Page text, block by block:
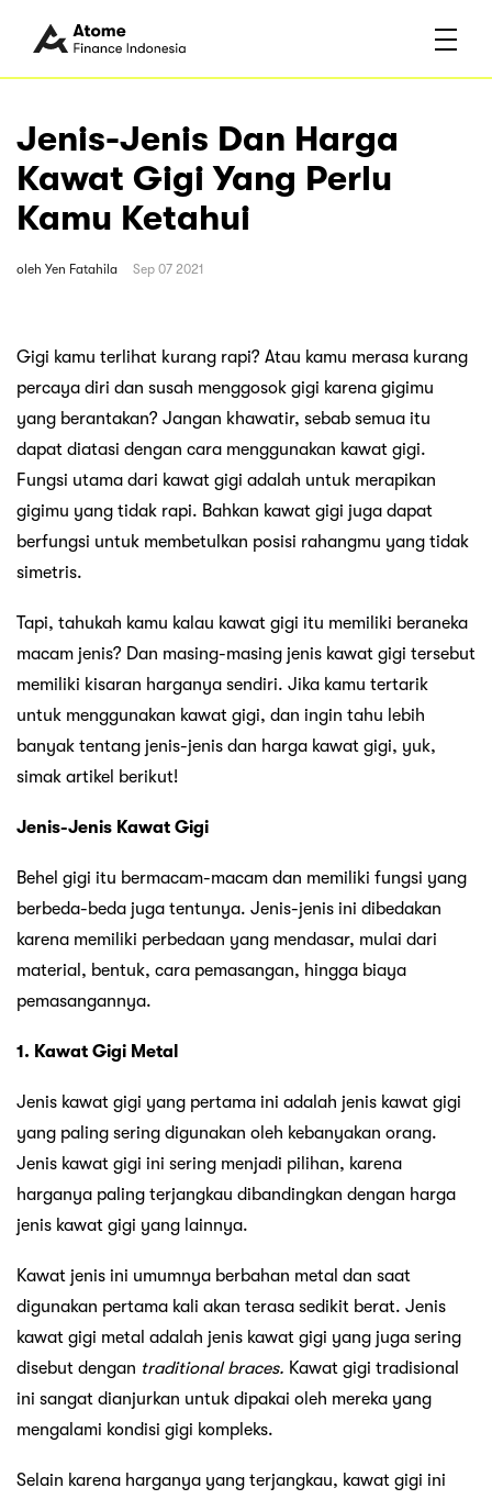
Jenis-Jenis Dan Harga
Kawat Gigi Yang Perlu
Kamu Ketahui
oleh Yen Fatahila Sep 07 2021
Gigi kamu terlihat kurang rapi? Atau kamu merasa kurang
percaya diri dan susah menggosok gigi karena gigimu
yang berantakan? Jangan khawatir, sebab semua itu
dapat diatasi dengan cara menggunakan kawat gigi.
Fungsi utama dari kawat gigi adalah untuk merapikan
gigimu yang tidak rapi. Bahkan kawat gigi juga dapat
berfungsi untuk membetulkan posisi rahangmu yang tidak
simetris.
Tapi, tahukah kamu kalau kawat gigi itu memiliki beraneka
macam jenis? Dan masing-masing jenis kawat gigi tersebut
memiliki kisaran harganya sendiri. Jika kamu tertarik
untuk menggunakan kawat gigi, dan ingin tahu lebih
banyak tentang jenis-jenis dan harga kawat gigi, yuk,
simak artikel berikut!
Jenis-Jenis Kawat Gigi
Behel gigi itu bermacam-macam dan memiliki fungsi yang
berbeda-beda juga tentunya. Jenis-jenis ini dibedakan
karena memiliki perbedaan yang mendasar, mulai dari
material, bentuk, cara pemasangan, hingga biaya
pemasangannya.
1. Kawat Gigi Metal
Jenis kawat gigi yang pertama ini adalah jenis kawat gigi
yang paling sering digunakan oleh kebanyakan orang.
Jenis kawat gigi ini sering menjadi pilihan, karena
harganya paling terjangkau dibandingkan dengan harga
jenis kawat gigi yang lainnya.
Kawat jenis ini umumnya berbahan metal dan saat
digunakan pertama kali akan terasa sedikit berat. Jenis
kawat gigi metal adalah jenis kawat gigi yang juga sering
disebut dengan traditional braces. Kawat gigi tradisional
ini sangat dianjurkan untuk dipakai oleh mereka yang
mengalami kondisi gigi kompleks.
Selain karena harganya yang terjangkau, kawat gigi ini